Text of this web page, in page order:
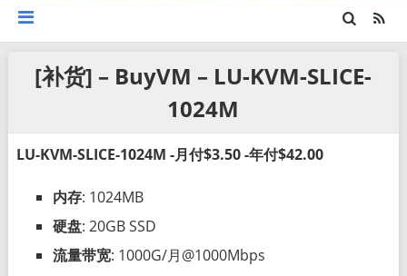
[补货] – BuyVM – LU-KVM-SLICE-
1024M
LU-KVM-SLICE-1024M -月付$3.50 -年付$42.00
内存: 1024MB
硬盘: 20GB SSD
流量带宽: 1000G/月@1000Mbps